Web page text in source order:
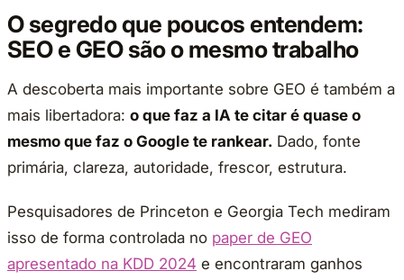
O segredo que poucos entendem:
SEO e GEO são o mesmo trabalho
A descoberta mais importante sobre GEO é também a
mais libertadora: o que faz a IA te citar é quase o
mesmo que faz o Google te rankear. Dado, fonte
primária, clareza, autoridade, frescor, estrutura.
Pesquisadores de Princeton e Georgia Tech mediram
isso de forma controlada no paper de GEO
apresentado na KDD 2024 e encontraram ganhos